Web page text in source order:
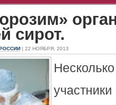
сирот.
| 22 НОЯБРЯ, 2013